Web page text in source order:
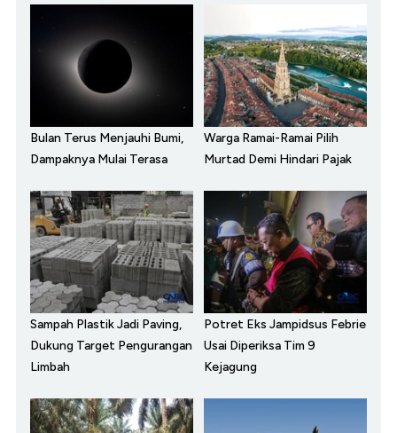
Bulan Terus Menjauhi Bumi,
Dampaknya Mulai Terasa
Warga Ramai-Ramai Pilih
Murtad Demi Hindari Pajak
Sampah Plastik Jadi Paving,
Dukung Target Pengurangan
Limbah
Potret Eks Jampidsus Febrie
Usai Diperiksa Tim 9
Kejagung